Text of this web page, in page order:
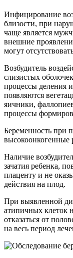
Инфицирование
близости, при
чаще является
внешние
могут
Возбудитель
слизистых
процессы деления
появляются
яичники,
процессы
Беременность при
высокоонкогенные
Наличие
зачатия ребенка,
плаценту и не
действия на плод.
При выявленной
атипичных клеток
отказаться от
на весь период